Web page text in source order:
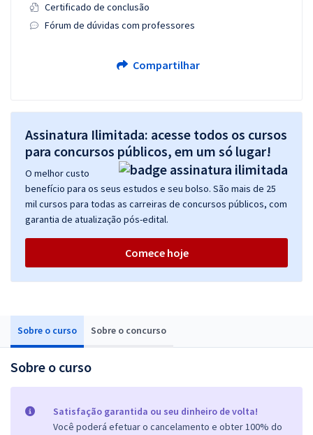
Sobre o curso Sobre o concurso
Sobre o curso
Satisfação garantida ou seu dinheiro de volta!
Você poderá efetuar o cancelamento e obter 100% do
Certificado de conclusão
Fórum de dúvidas com professores
Compartilhar
Assinatura Ilimitada: acesse todos os cursos
para concursos públicos, em um só lugar!
O melhor custo
benefício para os seus estudos e seu bolso. São mais de 25
mil cursos para todas as carreiras de concursos públicos, com
garantia de atualização pós-edital.
Comece hoje